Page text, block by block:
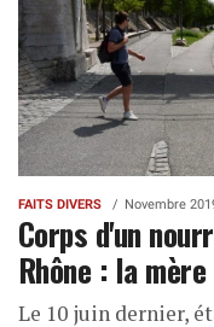
FAITS DIVERS Novembre
Corps d'un
Rhône : la
Le 10 juin dernier,